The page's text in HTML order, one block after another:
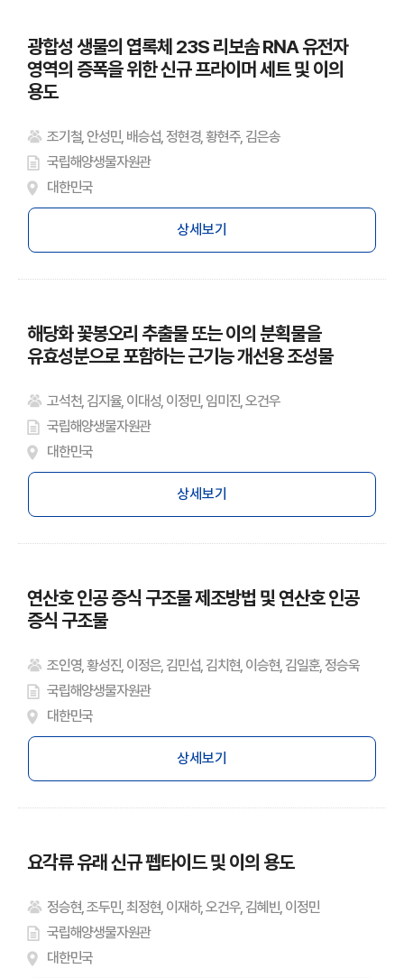
광합성 생물의 엽록체 23S 리보솜 RNA 유전자
영역의 증폭을 위한 신규 프라이머 세트 및 이의
용도
조기철, 안성민, 배승섭, 정현경, 황현주, 김은송
국립해양생물자원관
대한민국
상세보기
해당화 꽃봉오리 추출물 또는 이의 분획물을
유효성분으로 포함하는 근기능 개선용 조성물
고석천, 김지율, 이대성, 이정민, 임미진, 오건우
국립해양생물자원관
대한민국
상세보기
연산호 인공 증식 구조물 제조방법 및 연산호 인공
증식 구조물
조인영, 황성진, 이정은, 김민섭, 김치현, 이승현, 김일훈, 정승욱
국립해양생물자원관
대한민국
상세보기
요각류 유래 신규 펩타이드 및 이의 용도
정승현, 조두민, 최정현, 이재하, 오건우, 김혜빈, 이정민
국립해양생물자원관
대한민국